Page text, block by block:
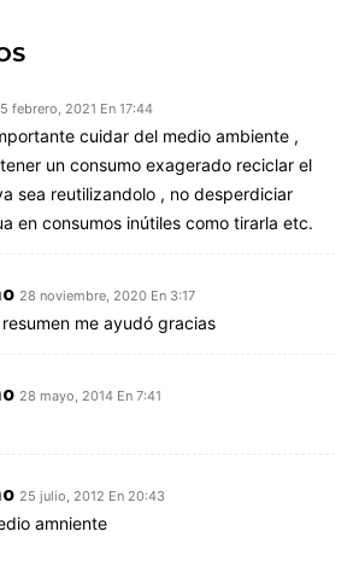
febrero, 2021 En 17:44
cuidar del medio ambiente ,
un consumo exagerado reciclar el
sea reutilizandolo , no desperdiciar
en consumos inútiles como tirarla etc.
28 noviembre, 2020 En 3:17
resumen me ayudó gracias
28 mayo, 2014 En 7:41
25 julio, 2012 En 20:43
amniente